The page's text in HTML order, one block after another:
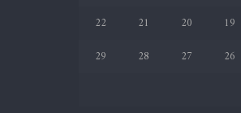
19
20
21
22
26
27
28
29